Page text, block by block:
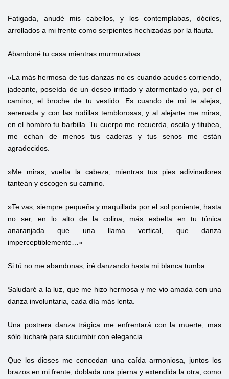
Fatigada, anudé mis cabellos, y los contemplabas, dóciles,
arrollados a mi frente como serpientes hechizadas por la flauta.
Abandoné tu casa mientras murmurabas:
«La más hermosa de tus danzas no es cuando acudes corriendo,
jadeante, poseída de un deseo irritado y atormentado ya, por el
camino, el broche de tu vestido. Es cuando de mí te alejas,
serenada y con las rodillas temblorosas, y al alejarte me miras,
en el hombro tu barbilla. Tu cuerpo me recuerda, oscila y titubea,
me echan de menos tus caderas y tus senos me están
agradecidos.
»Me miras, vuelta la cabeza, mientras tus pies adivinadores
tantean y escogen su camino.
»Te vas, siempre pequeña y maquillada por el sol poniente, hasta
no ser, en lo alto de la colina, más esbelta en tu túnica
anaranjada que una llama vertical, que danza
imperceptiblemente…»
Si tú no me abandonas, iré danzando hasta mi blanca tumba.
Saludaré a la luz, que me hizo hermosa y me vio amada con una
danza involuntaria, cada día más lenta.
Una postrera danza trágica me enfrentará con la muerte, mas
sólo lucharé para sucumbir con elegancia.
Que los dioses me concedan una caída armoniosa, juntos los
brazos en mi frente, doblada una pierna y extendida la otra, como